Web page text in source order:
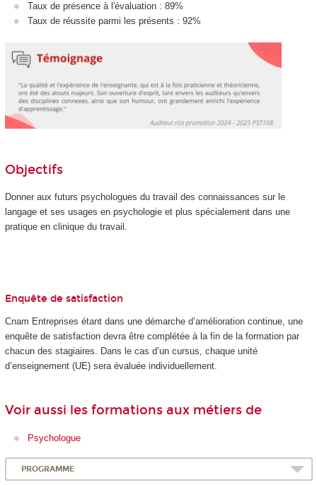
Taux de présence à l'évaluation : 89%
Taux de réussite parmi les présents : 92%
Objectifs
Donner aux futurs psychologues du travail des connaissances sur le
langage et ses usages en psychologie et plus spécialement dans une
pratique en clinique du travail.
Enquête de satisfaction
Cnam Entreprises étant dans une démarche d’amélioration continue, une
enquête de satisfaction devra être complétée à la fin de la formation par
chacun des stagiaires. Dans le cas d’un cursus, chaque unité
d’enseignement (UE) sera évaluée individuellement.
Voir aussi les formations aux métiers de
Psychologue
PROGRAMME